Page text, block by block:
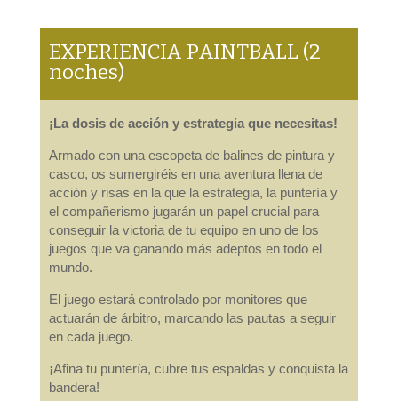
EXPERIENCIA PAINTBALL (2
noches)
¡La dosis de acción y estrategia que necesitas!
Armado con una escopeta de balines de pintura y
casco, os sumergiréis en una aventura llena de
acción y risas en la que la estrategia, la puntería y
el compañerismo jugarán un papel crucial para
conseguir la victoria de tu equipo en uno de los
juegos que va ganando más adeptos en todo el
mundo.
El juego estará controlado por monitores que
actuarán de árbitro, marcando las pautas a seguir
en cada juego.
¡Afina tu puntería, cubre tus espaldas y conquista la
bandera!